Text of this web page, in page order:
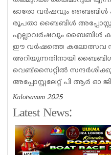
ഓരോ വർഷവും ബൈബിൾ
രൂപതാ ബൈബിൾ
എല്ലാവർഷവും ബൈബിൾ
ഈ വർഷത്തെ കലോത്സവ
അറിയുന്നതിനായി ബൈബിൾ
വെബ്സൈറ്റിൽ
അപ്പോസ്റ്റലേറ്റ് പി ആർ ഓ
Kalotsavam 2025
Latest News: